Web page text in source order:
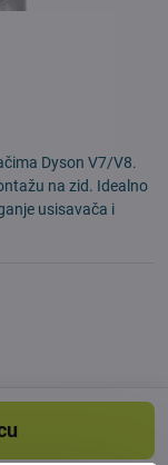
Dyson V7/V8.
na zid. Idealno
usisavača i